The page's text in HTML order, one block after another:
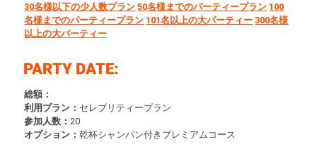
30名様以下の少人数プラン 50名様までのパーティープラン 100
名様までのパーティープラン 101名以上の大パーティー 300名様
以上の大パーティー
総額：
利用プラン： セレブリティープラン
参加人数：20
オプション：乾杯シャンパン付きプレミアムコース